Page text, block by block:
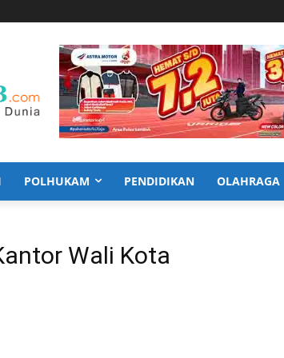
POLHUKAM PENDIDIKAN OLAHRAGA
Wali Kota